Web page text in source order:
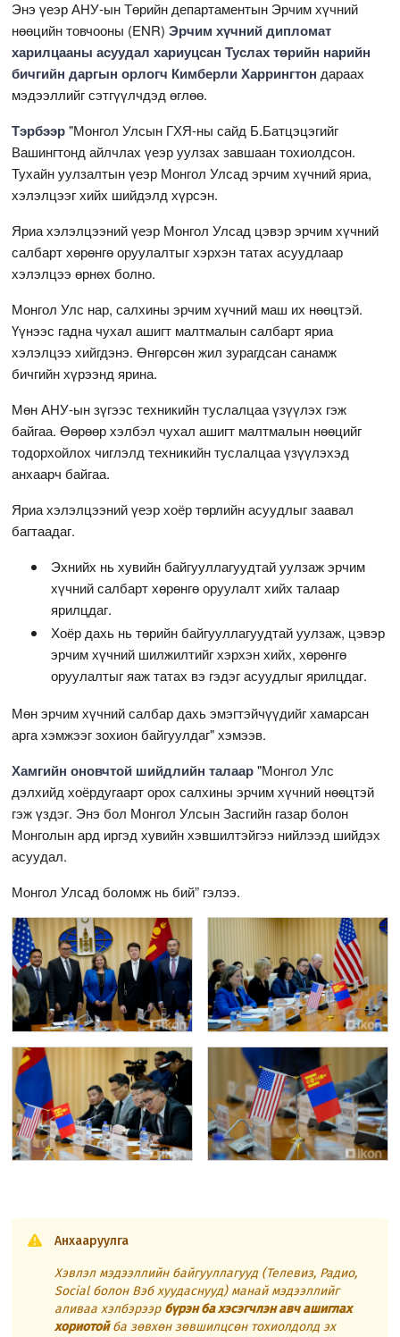
Энэ үеэр АНУ-ын Төрийн департаментын Эрчим хүчний
нөөцийн товчооны (ENR)Эрчим хүчний дипломат
харилцааны асуудал хариуцсан Туслах төрийн нарийн
бичгийн даргын орлогч Кимберли Харрингтон дараах
мэдээллийг сэтгүүлчдэд өглөө.
Тэрбээр"Монгол Улсын ГХЯ-ны сайд Б.Батцэцэгийг
Вашингтонд айлчлах үеэр уулзах завшаан тохиолдсон.
Тухайн уулзалтын үеэр Монгол Улсад эрчим хүчний яриа,
хэлэлцээг хийх шийдэлд хүрсэн.
Яриа хэлэлцээний үеэр Монгол Улсад цэвэр эрчим хүчний
салбарт хөрөнгө оруулалтыг хэрхэн татах асуудлаар
хэлэлцээ өрнөх болно.
Монгол Улс нар, салхины эрчим хүчний маш их нөөцтэй.
Үүнээс гадна чухал ашигт малтмалын салбарт яриа
хэлэлцээ хийгдэнэ. Өнгөрсөн жил зурагдсан санамж
бичгийн хүрээнд ярина.
Мөн АНУ-ын зүгээс техникийн туслалцаа үзүүлэх гэж
байгаа. Өөрөөр хэлбэл чухал ашигт малтмалын нөөцийг
тодорхойлох чиглэлд техникийн туслалцаа үзүүлэхэд
анхаарч байгаа.
Яриа хэлэлцээний үеэр хоёр төрлийн асуудлыг заавал
багтаадаг.
Эхнийх нь хувийн байгууллагуудтай уулзаж эрчим
хүчний салбарт хөрөнгө оруулалт хийх талаар
ярилцдаг.
Хоёр дахь нь төрийн байгууллагуудтай уулзаж, цэвэр
эрчим хүчний шилжилтийг хэрхэн хийх, хөрөнгө
оруулалтыг яаж татах вэ гэдэг асуудлыг ярилцдаг.
Мөн эрчим хүчний салбар дахь эмэгтэйчүүдийг хамарсан
арга хэмжээг зохион байгуулдаг" хэмээв.
Хамгийн оновчтой шийдлийн талаар"Монгол Улс
дэлхийд хоёрдугаарт орох салхины эрчим хүчний нөөцтэй
гэж үздэг. Энэ бол Монгол Улсын Засгийн газар болон
Монголын ард иргэд хувийн хэвшилтэйгээ нийлээд шийдэх
асуудал.
Монгол Улсад боломж нь бий” гэлээ.
Анхааруулга
Хэвлэл мэдээллийн байгууллагууд (Телевиз, Радио,
Social болон Вэб хуудаснууд) манай мэдээллийг
аливаа хэлбэрээр бүрэн ба хэсэгчлэн авч ашиглах
хориотойба зөвхөн зөвшилцсөн тохиолдолд эх